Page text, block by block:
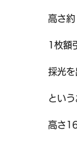
高さ約
1枚額
採光を
という
高さ